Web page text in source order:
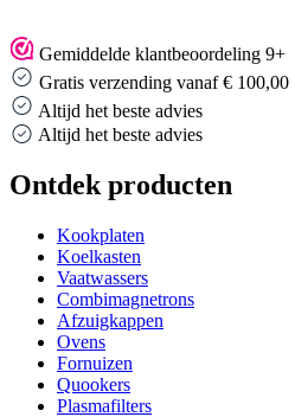
Gemiddelde klantbeoordeling 9+
Gratis verzending vanaf € 100,00
Altijd het beste advies
Altijd het beste advies
Ontdek producten
Kookplaten
Koelkasten
Vaatwassers
Combimagnetrons
Afzuigkappen
Ovens
Fornuizen
Quookers
Plasmafilters